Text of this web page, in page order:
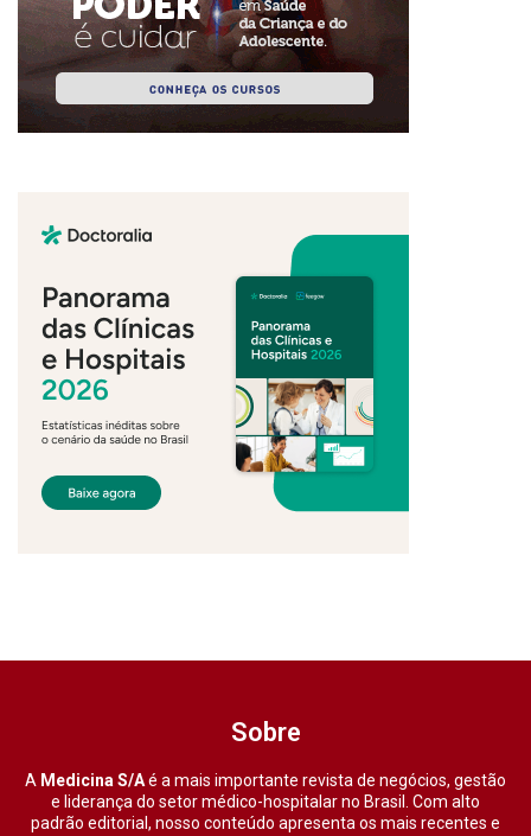
Sobre
A Medicina S/Aé a mais importante revista de negócios, gestão
e liderança do setor médico-hospitalar no Brasil. Com alto
padrão editorial, nosso conteúdo apresenta os mais recentes e